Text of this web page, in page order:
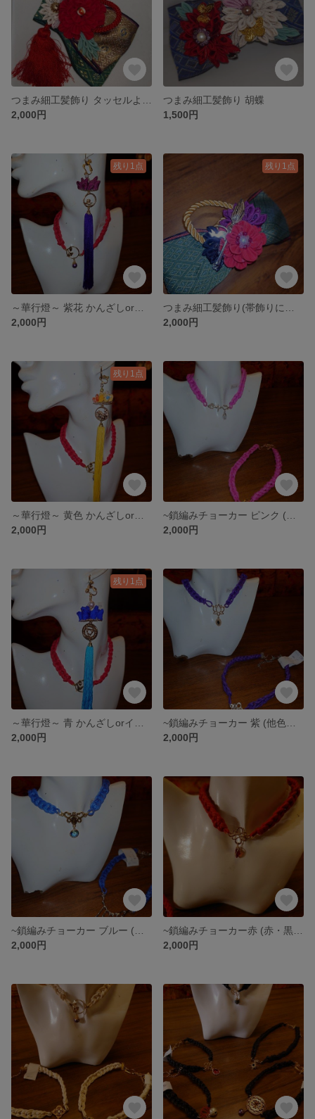
2,000円
つまみ細工髪飾り 胡蝶
1,500円
残り1点
2,000円
残り1点
2,000円
残り1点
2,000円
2,000円
残り1点
2,000円
2,000円
2,000円
2,000円